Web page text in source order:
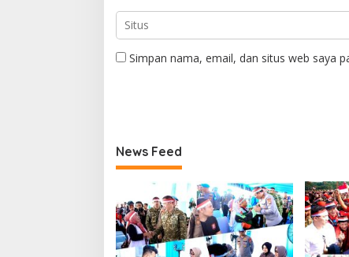
Simpan nama, email, dan situs web saya
News Feed